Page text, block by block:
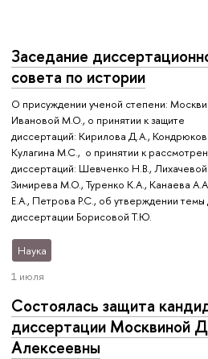
Заседание
совета по истории
О присуждении ученой степени:
Ивановой М.О., о принятии к защите
диссертаций: Кирилова Д.А.,
Кулагина М.С., о принятии к
диссертаций: Шевченко Н.В.,
Зимирева М.О., Туренко К.А., Канаева
Е.А., Петрова Р.С., об утверждении темы
диссертации Борисовой Т.Ю.
Наука
1 июля
Состоялась защита
диссертации Москвиной
Алексеевны